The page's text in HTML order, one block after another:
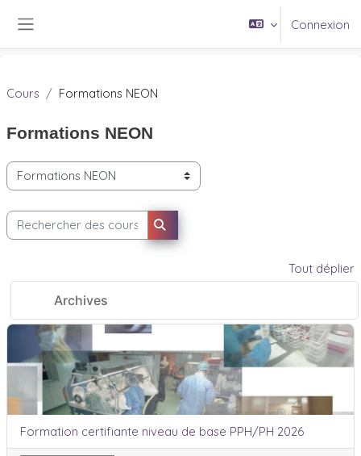
Connexion
Cours Formations NEON
Formations NEON
Catégories de cours
Rechercher des cours
Rechercher des cours
Tout déplier
Archives
Formation certifiante niveau de base PPH/PH 2026
Nom du cours
Formation certifiante niveau de base PPH/PH 2026